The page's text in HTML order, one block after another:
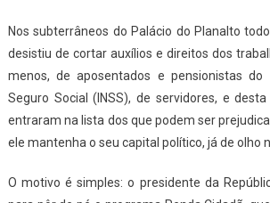
Nos subterrâneos do Palácio do Planalto
desistiu de cortar auxílios e direitos dos
menos, de aposentados e pensionistas do
Seguro Social (INSS), de servidores, e
entraram na lista dos que podem ser
ele mantenha o seu capital político, já de olho
O motivo é simples: o presidente da